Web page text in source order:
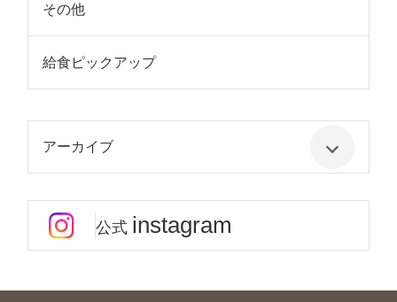
その他
給食ピックアップ
アーカイブ
公式 instagram